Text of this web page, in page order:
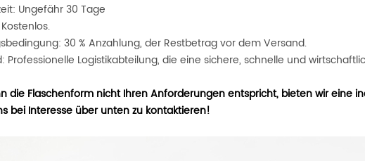
Ungefähr 30 Tage
30 % Anzahlung, der Restbetrag vor dem Versand.
Professionelle Logistikabteilung, die eine sichere, schnelle und
die Flaschenform nicht Ihren Anforderungen entspricht, bieten wir eine
bei Interesse über unten zu kontaktieren!